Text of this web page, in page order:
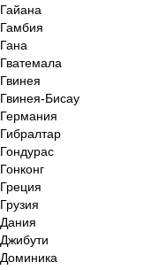
Гайана
Гамбия
Гана
Гватемала
Гвинея
Гвинея-Бисау
Германия
Гибралтар
Гондурас
Гонконг
Греция
Грузия
Дания
Джибути
Доминика